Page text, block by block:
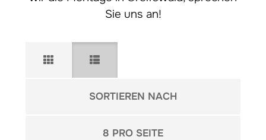
Sie uns an!
SORTIEREN NACH
Sortieren nach
8 PRO SEITE